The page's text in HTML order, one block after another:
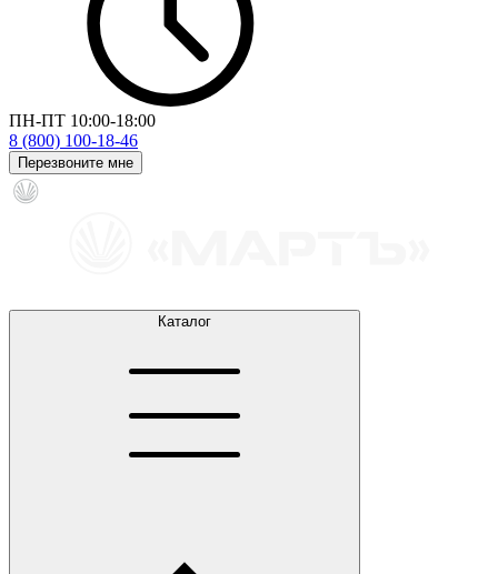
ПН-ПТ 10:00-18:00
8 (800) 100-18-46
Перезвоните мне
Каталог